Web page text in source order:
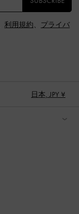
利用規約、 プライバ
日本, JPY ¥